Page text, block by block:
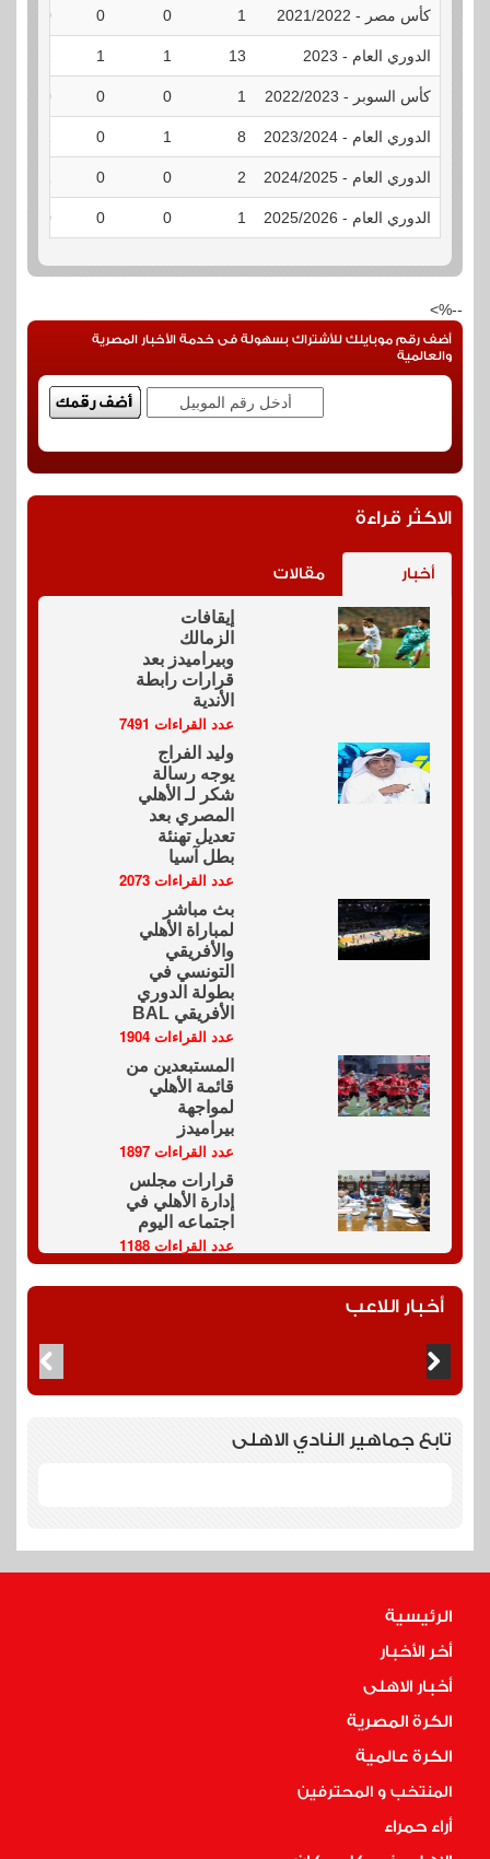
كأس مصر - 2021/2022 1
0
0
0
الدوري العام - 2023 13
1
1
كأس السوبر - 2022/2023 1
0
0
0
الدوري العام - 2023/2024 8
1
0
الدوري العام - 2024/2025 2
0
0
الدوري العام - 2025/2026 1
0
0
0
--%>
أضف رقم موبايلك للأشتراك بسهولة فى خدمة الأخبار المصرية
والعالمية
الاكثر قراءة
أخبار مقالات
إيقافات
الزمالك
وبيراميدز بعد
قرارات رابطة
الأندية
عدد القراءات 7491
وليد الفراج
يوجه رسالة
شكر لـ الأهلي
المصري بعد
تعديل تهنئة
بطل آسيا
عدد القراءات 2073
بث مباشر
لمباراة الأهلي
والأفريقي
التونسي في
بطولة الدوري
الأفريقي BAL
عدد القراءات 1904
المستبعدين من
قائمة الأهلي
لمواجهة
بيراميدز
عدد القراءات 1897
قرارات مجلس
إدارة الأهلي في
اجتماعه اليوم
عدد القراءات 1188
أخبار اللاعب
تابع جماهير النادي الاهلى
الرئيسية
أخر الأخبار
أخبار الاهلى
الكرة المصرية
الكرة عالمية
المنتخب و المحترفين
أراء حمراء